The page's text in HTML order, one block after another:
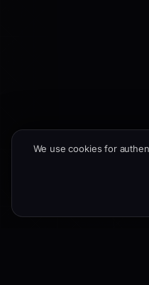
We use cookies for